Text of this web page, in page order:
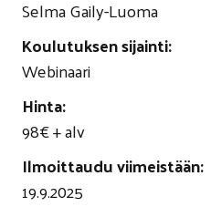
Selma Gaily-Luoma
Koulutuksen sijainti:
Webinaari
Hinta:
98€ + alv
Ilmoittaudu viimeistään:
19.9.2025